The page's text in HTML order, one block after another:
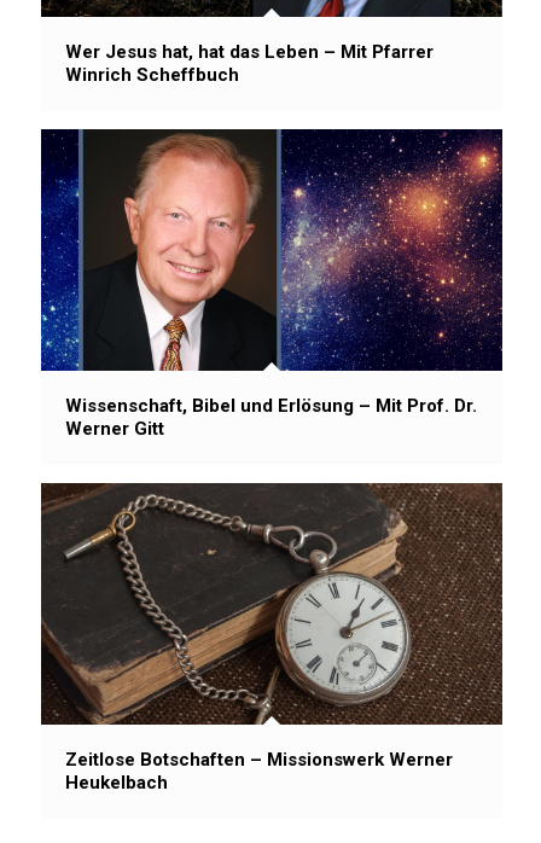
Wer Jesus hat, hat das Leben – Mit Pfarrer
Winrich Scheffbuch
Wissenschaft, Bibel und Erlösung – Mit Prof. Dr.
Werner Gitt
Zeitlose Botschaften – Missionswerk Werner
Heukelbach